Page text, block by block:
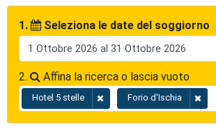
1. Seleziona le date del soggiorno
2. Affina la ricerca o lascia vuoto
Hotel 5 stelle Forio d'Ischia